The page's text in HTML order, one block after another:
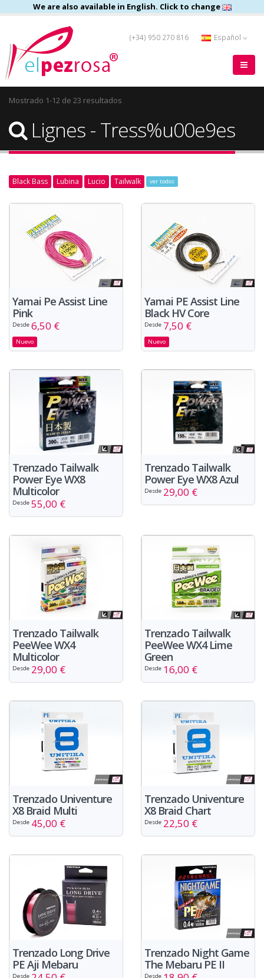
We are also available in English. Click to change
(+34) 950 270 816 Español
Mostrado 1-12 de 23 resultados
Lignes - Tress%u00e9es
Black Bass Lubina Lucio Tailwalk ver todos
Yamai Pe Assist Line
Pink
Desde 6,50 €
Nuevo
Yamai PE Assist Line
Black HV Core
Desde 7,50 €
Nuevo
Trenzado Tailwalk
Power Eye WX8
Multicolor
Desde 55,00 €
Trenzado Tailwalk
Power Eye WX8 Azul
Desde 29,00 €
Trenzado Tailwalk
PeeWee WX4
Multicolor
Desde 29,00 €
Trenzado Tailwalk
PeeWee WX4 Lime
Green
Desde 16,00 €
Trenzado Univenture
X8 Braid Multi
Desde 45,00 €
Trenzado Univenture
X8 Braid Chart
Desde 22,50 €
Trenzado Long Drive
PE Aji Mebaru
Desde
Trenzado Night Game
The Mebaru PE II
Desde